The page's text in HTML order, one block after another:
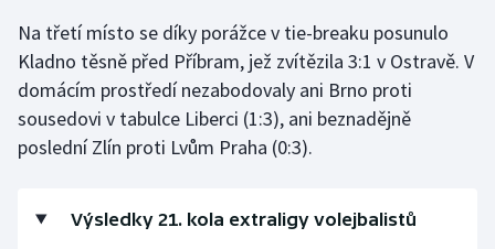
Vodní slalom
Volejbal
Ostatní
Na třetí místo se díky porážce v tie-breaku posunulo
Kladno těsně před Příbram, jež zvítězila 3:1 v Ostravě. V
domácím prostředí nezabodovaly ani Brno proti
sousedovi v tabulce Liberci (1:3), ani beznadějně
poslední Zlín proti Lvům Praha (0:3).
Výsledky 21. kola extraligy volejbalistů